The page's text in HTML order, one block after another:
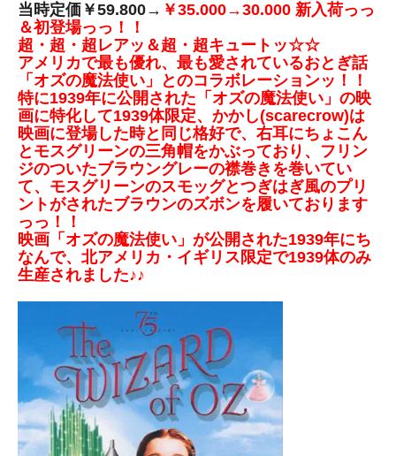
当時定価￥59.800→ ￥35.000→30.000 新入荷っっ
＆初登場っっ！！
超・超・超レアッ＆超・超キュートッ☆☆
アメリカで最も優れ、最も愛されているおとぎ話
「オズの魔法使い」とのコラボレーションッ！！
特に1939年に公開された「オズの魔法使い」の映
画に特化して1939体限定、かかし(scarecrow)は
映画に登場した時と同じ格好で、右耳にちょこん
とモスグリーンの三角帽をかぶっており、フリン
ジのついたブラウングレーの襟巻きを巻いてい
て、モスグリーンのスモッグとつぎはぎ風のプリ
ントがされたブラウンのズボンを履いております
っっ！！
映画「オズの魔法使い」が公開された1939年にち
なんで、北アメリカ・イギリス限定で1939体のみ
生産されました♪♪